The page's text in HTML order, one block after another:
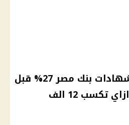
حقيقة وقف طرح شهادات بنك مصر 27% قبل
اجتماع "المركزي".. ازاي تكسب 12 الف